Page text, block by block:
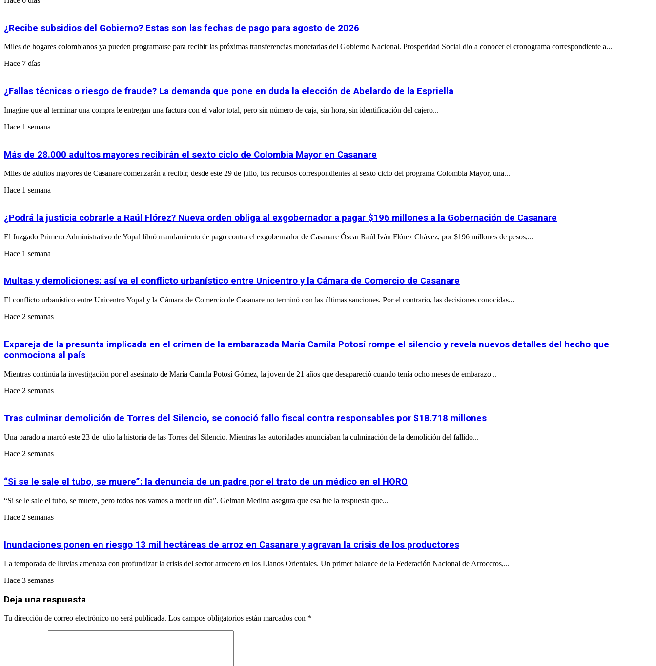
¿Recibe subsidios del Gobierno? Estas son las fechas de pago para agosto de 2026
Miles de hogares colombianos ya pueden programarse para recibir las próximas transferencias monetarias del Gobierno Nacional. Prosperidad Social dio a conocer el cronograma correspondiente a...
Hace 7 días
¿Fallas técnicas o riesgo de fraude? La demanda que pone en duda la elección de Abelardo de la Espriella
Imagine que al terminar una compra le entregan una factura con el valor total, pero sin número de caja, sin hora, sin identificación del cajero...
Hace 1 semana
Más de 28.000 adultos mayores recibirán el sexto ciclo de Colombia Mayor en Casanare
Miles de adultos mayores de Casanare comenzarán a recibir, desde este 29 de julio, los recursos correspondientes al sexto ciclo del programa Colombia Mayor, una...
Hace 1 semana
¿Podrá la justicia cobrarle a Raúl Flórez? Nueva orden obliga al exgobernador a pagar $196 millones a la Gobernación de Casanare
El Juzgado Primero Administrativo de Yopal libró mandamiento de pago contra el exgobernador de Casanare Óscar Raúl Iván Flórez Chávez, por $196 millones de pesos,...
Hace 1 semana
Multas y demoliciones: así va el conflicto urbanístico entre Unicentro y la Cámara de Comercio de Casanare
El conflicto urbanístico entre Unicentro Yopal y la Cámara de Comercio de Casanare no terminó con las últimas sanciones. Por el contrario, las decisiones conocidas...
Hace 2 semanas
Expareja de la presunta implicada en el crimen de la embarazada María Camila Potosí rompe el silencio y revela nuevos detalles del hecho que
conmociona al país
Mientras continúa la investigación por el asesinato de María Camila Potosí Gómez, la joven de 21 años que desapareció cuando tenía ocho meses de embarazo...
Hace 2 semanas
Tras culminar demolición de Torres del Silencio, se conoció fallo fiscal contra responsables por $18.718 millones
Una paradoja marcó este 23 de julio la historia de las Torres del Silencio. Mientras las autoridades anunciaban la culminación de la demolición del fallido...
Hace 2 semanas
“Si se le sale el tubo, se muere”: la denuncia de un padre por el trato de un médico en el HORO
“Si se le sale el tubo, se muere, pero todos nos vamos a morir un día”. Gelman Medina asegura que esa fue la respuesta que...
Hace 2 semanas
Inundaciones ponen en riesgo 13 mil hectáreas de arroz en Casanare y agravan la crisis de los productores
La temporada de lluvias amenaza con profundizar la crisis del sector arrocero en los Llanos Orientales. Un primer balance de la Federación Nacional de Arroceros,...
Hace 3 semanas
Deja una respuesta
Tu dirección de correo electrónico no será publicada. Los campos obligatorios están marcados con *